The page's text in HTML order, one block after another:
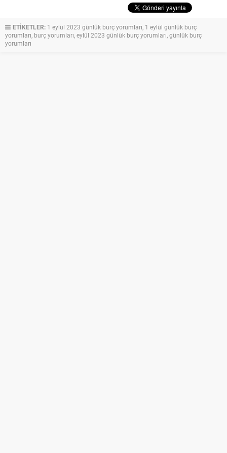
ETİKETLER: 1 eylül 2023 günlük burç yorumları, 1 eylül günlük burç
yorumları, burç yorumları,eylül 2023 günlük burç yorumları,günlük burç
yorumları